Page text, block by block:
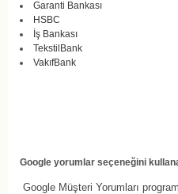
Garanti Bankası
HSBC
İş Bankası
TekstilBank
VakıfBank
Google yorumlar seçeneğini
Google Müşteri Yorumları